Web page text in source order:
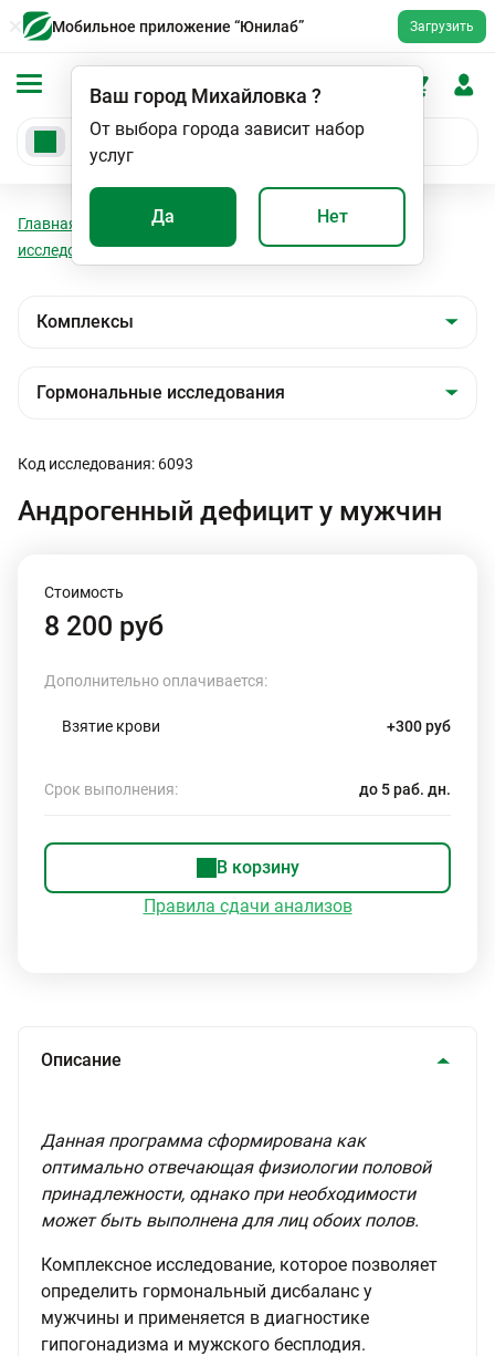
Мобильное приложение “Юнилаб” Загрузить
Ваш город Михайловка ?
От выбора города зависит набор
услуг
Да Нет
Главная Анализы
Гормональные
исследования
Андрогенный дефицит у мужчин
Код исследования: 6093
Андрогенный дефицит у мужчин
Стоимость
8 200 руб
Дополнительно оплачивается:
Взятие крови +300 руб
Срок выполнения: до 5 раб. дн.
В корзину
Правила сдачи анализов
Описание
Данная программа сформирована как
оптимально отвечающая физиологии половой
принадлежности, однако при необходимости
может быть выполнена для лиц обоих полов.
Комплексное исследование, которое позволяет
определить гормональный дисбаланс у
мужчины и применяется в диагностике
гипогонадизма и мужского бесплодия.